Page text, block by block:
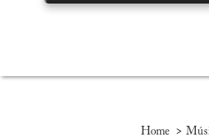
Home >